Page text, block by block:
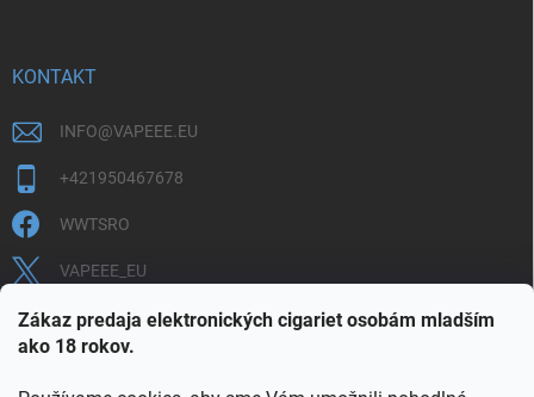
Zákaz predaja elektronických cigariet osobám mladším
ako 18 rokov.
KONTAKT
INFO@VAPEEE.EU
+421950467678
WWTSRO
VAPEEE_EU
VAPEEE.EU